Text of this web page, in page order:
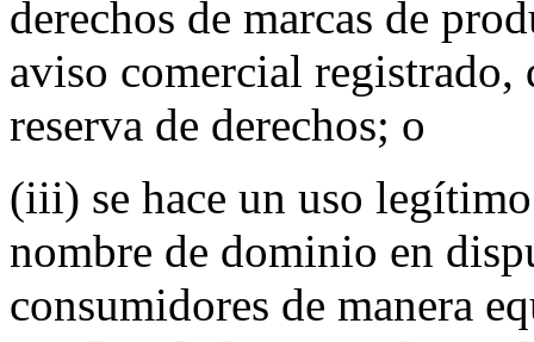
derechos de marcas de
aviso comercial
reserva de derechos; o
(iii) se hace un uso
nombre de dominio en
consumidores de manera